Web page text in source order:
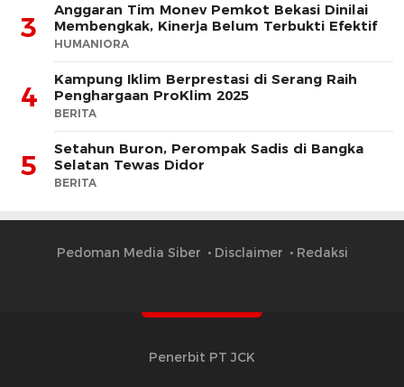
3
Anggaran Tim Monev Pemkot Bekasi Dinilai
Membengkak, Kinerja Belum Terbukti Efektif
HUMANIORA
4
Kampung Iklim Berprestasi di Serang Raih
Penghargaan ProKlim 2025
BERITA
5
Setahun Buron, Perompak Sadis di Bangka
Selatan Tewas Didor
BERITA
Pedoman Media Siber Disclaimer Redaksi
Penerbit PT JCK